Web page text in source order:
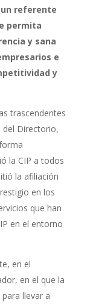
un referente
permita
y sana
e
y
trascendentes
del Directorio,
la CIP a todos
la afiliación
en los
que han
en el entorno
en el
en el que la
llevar a